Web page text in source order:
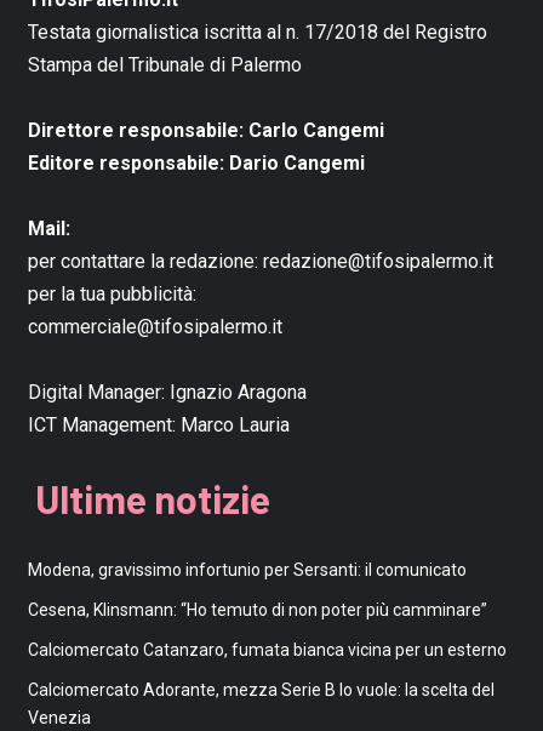
Testata giornalistica iscritta al n. 17/2018 del Registro
Stampa del Tribunale di Palermo
Direttore responsabile: Carlo Cangemi
Editore responsabile: Dario Cangemi
Mail:
per contattare la redazione: redazione@tifosipalermo.it
per la tua pubblicità:
commerciale@tifosipalermo.it
Digital Manager: Ignazio Aragona
ICT Management: Marco Lauria
Ultime notizie
Modena, gravissimo infortunio per Sersanti: il comunicato
Cesena, Klinsmann: “Ho temuto di non poter più camminare”
Calciomercato Catanzaro, fumata bianca vicina per un esterno
Calciomercato Adorante, mezza Serie B lo vuole: la scelta del
Venezia